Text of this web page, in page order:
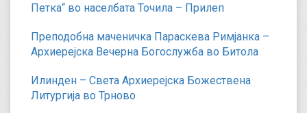
Петка“ во населбата Точила – Прилеп
Преподобна маченичка Параскева Римјанка –
Архиерејска Вечерна Богослужба во Битола
Илинден – Света Архиерејска Божествена
Литургија во Трново